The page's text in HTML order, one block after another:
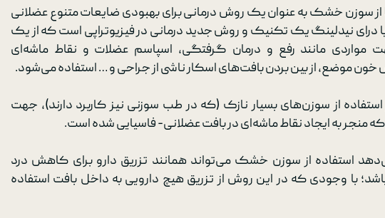
ضایعات ورزشی​
اختلالات کف لگن
تعویض مفصل لگن و زانو
لیزر درمانی
الکترواکوپانکچر​
Beauty Steam​
از سوزن خشک به عنوان یک روش درمانی برای بهبودی ضایعات متنوع عضلانی
نیدلینگ یک تکنیک و روش جدید درمانی در فیزیوتراپی است که از یک
مانند رفع و درمان گرفتگی، اسپاسم عضلات و نقاط ماشه‌ای
موضع، از بین بردن بافت‌های اسکار ناشی از جراحی و … استفاده می‌شود.
از سوزن‌های بسیار نازک (که در طب سوزنی نیز کاربرد دارند)، جهت
منجر به ایجاد نقاط ماشه‌ای در بافت عضلانی- فاسیایی شده است.
استفاده از سوزن خشک می‌تواند همانند تزریق دارو برای کاهش درد
با وجودی که در این روش از تزریق هیچ دارویی به داخل بافت استفاده